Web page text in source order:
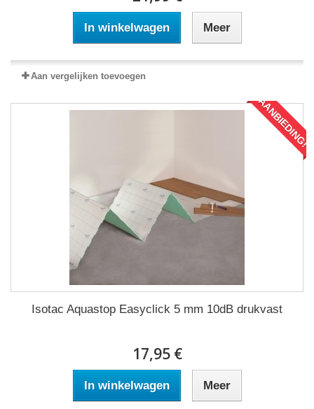
In winkelwagen Meer
Aan vergelijken toevoegen
AANBIEDING!
Isotac Aquastop Easyclick 5 mm 10dB drukvast
17,95 €
In winkelwagen Meer